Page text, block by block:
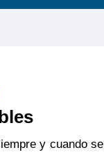
y cuando se